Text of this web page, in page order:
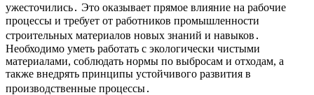
ужесточились․ Это оказывает прямое влияние на рабочие
процессы и требует от работников промышленности
строительных материалов новых знаний и навыков․
Необходимо уметь работать с экологически чистыми
материалами, соблюдать нормы по выбросам и отходам, а
также внедрять принципы устойчивого развития в
производственные процессы․